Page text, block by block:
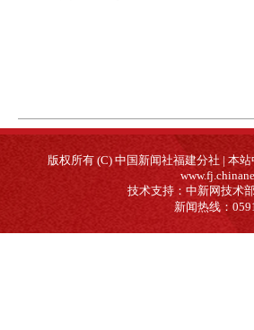
版权所有 (C) 中国新闻社福建分社 | 本
技术支持：中新网技术
新闻热线：